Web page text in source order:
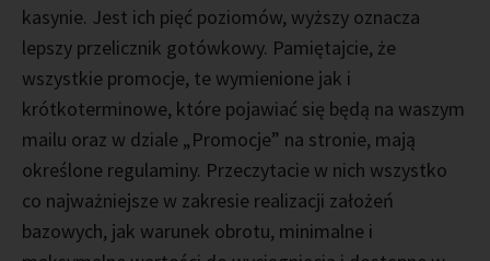
kasynie. Jest ich pięć poziomów, wyższy oznacza
lepszy przelicznik gotówkowy. Pamiętajcie, że
wszystkie promocje, te wymienione jak i
krótkoterminowe, które pojawiać się będą na waszym
mailu oraz w dziale „Promocje” na stronie, mają
określone regulaminy. Przeczytacie w nich wszystko
co najważniejsze w zakresie realizacji założeń
bazowych, jak warunek obrotu, minimalne i